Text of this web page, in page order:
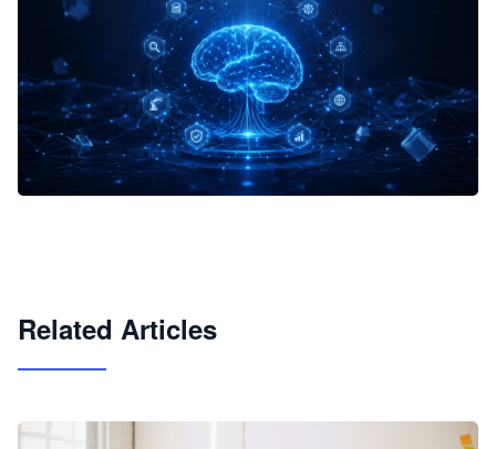
Related Articles